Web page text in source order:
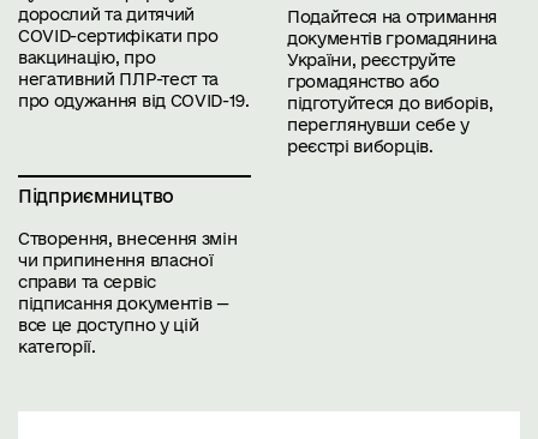
дорослий та дитячий
COVID-сертифікати про
вакцинацію, про
негативний ПЛР-тест та
про одужання від COVID-19.
Подайтеся на отримання
документів громадянина
України, реєструйте
громадянство або
підготуйтеся до виборів,
переглянувши себе у
реєстрі виборців.
Підприємництво
Створення, внесення змін
чи припинення власної
справи та сервіс
підписання документів —
все це доступно у цій
категорії.